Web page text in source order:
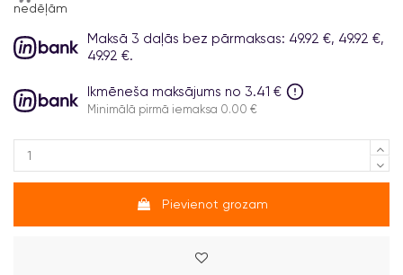
nedēļām
Maksā 3 daļās bez pārmaksas: 49.92 €, 49.92 €,
49.92 €.
Ikmēneša maksājums no 3.41 €
Minimālā pirmā iemaksa 0.00 €
Pievienot grozam